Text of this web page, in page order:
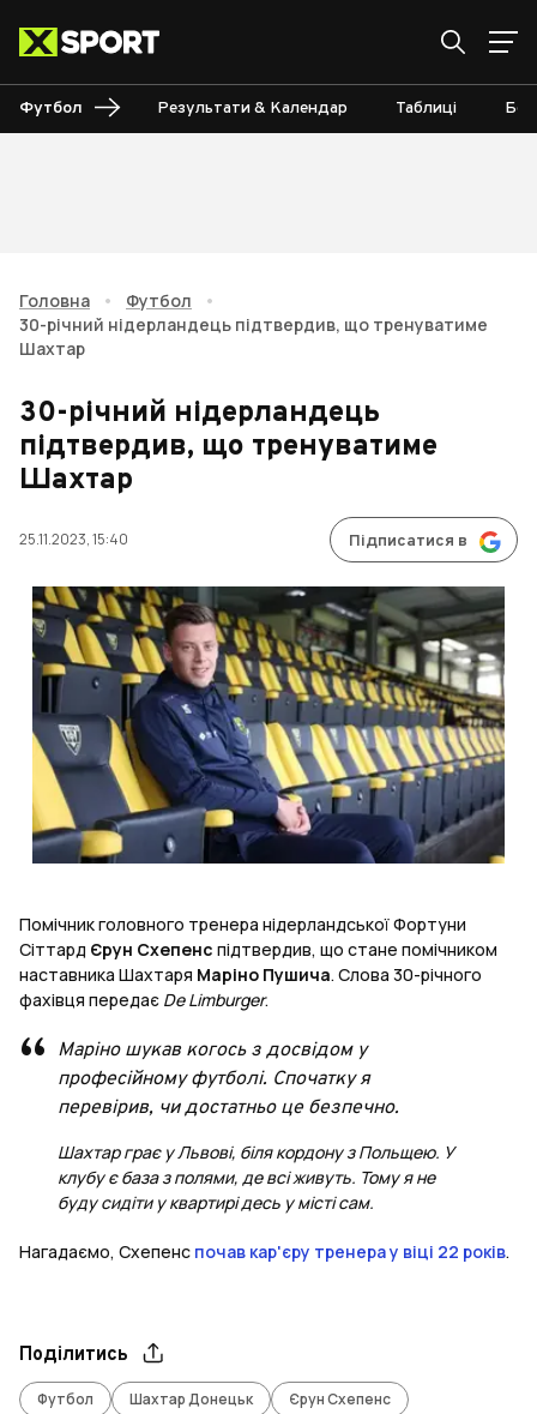
Футбол Результати & Календар Таблиці
Головна • Футбол
•
30-річний нідерландець підтвердив, що тренуватиме
Шахтар
30-річний нідерландець
підтвердив, що тренуватиме
Шахтар
25.11.2023, 15:40 Підписатися в
Помічник головного тренера нідерландської Фортуни
Сіттард Єрун Схепенс підтвердив, що стане помічником
наставника Шахтаря Маріно Пушича. Слова 30-річного
фахівця передає De Limburger.
Маріно шукав когось з досвідом у
професійному футболі. Спочатку я
перевірив, чи достатньо це безпечно.
Шахтар грає у Львові, біля кордону з Польщею. У
клубу є база з полями, де всі живуть. Тому я не
буду сидіти у квартирі десь у місті сам.
Нагадаємо, Схепенс почав кар'єру тренера у віці 22 років.
Поділитись
Футбол Шахтар Донецьк
Єрун Схепенс